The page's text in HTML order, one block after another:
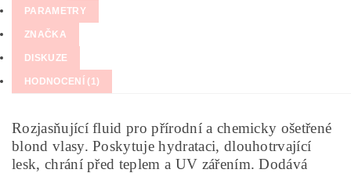
PARAMETRY
ZNAČKA
DISKUZE
HODNOCENÍ (1)
Rozjasňující fluid pro přírodní a chemicky ošetřené
blond vlasy. Poskytuje hydrataci, dlouhotrvající
lesk, chrání před teplem a UV zářením. Dodává